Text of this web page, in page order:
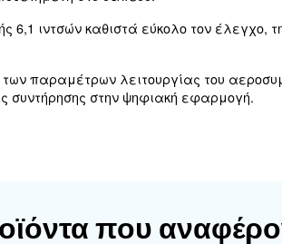
στενά τη ζήτηση
κιβωτίου ταχυτήτων άμεσης
κόστους κύκλου ζωής του
πλευρά του